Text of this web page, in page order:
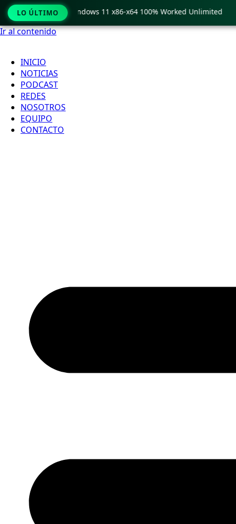
Ir al contenido
INICIO
NOTICIAS
PODCAST
REDES
NOSOTROS
EQUIPO
CONTACTO
LO ÚLTIMO
Crack only Windows 11 x86-x64 100% Worked Unlimited